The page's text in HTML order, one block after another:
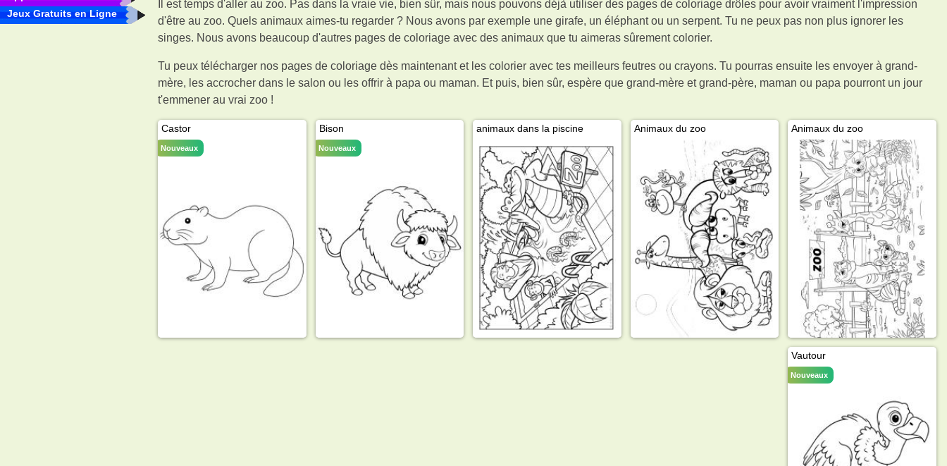
Jeux Gratuits en Ligne
Il est temps d'aller au zoo. Pas dans la vraie vie, bien sûr, mais nous pouvons déjà utiliser des pages de coloriage drôles pour avoir vraiment l'impression
d'être au zoo. Quels animaux aimes-tu regarder ? Nous avons par exemple une girafe, un éléphant ou un serpent. Tu ne peux pas non plus ignorer les
singes. Nous avons beaucoup d'autres pages de coloriage avec des animaux que tu aimeras sûrement colorier.
Tu peux télécharger nos pages de coloriage dès maintenant et les colorier avec tes meilleurs feutres ou crayons. Tu pourras ensuite les envoyer à grand-
mère, les accrocher dans le salon ou les offrir à papa ou maman. Et puis, bien sûr, espère que grand-mère et grand-père, maman ou papa pourront un jour
t'emmener au vrai zoo !
Castor
Nouveaux
Bison
Nouveaux
animaux dans la piscine Animaux du zoo Animaux du zoo
Vautour
Nouveaux